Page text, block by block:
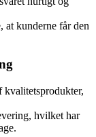
at kunderne får den
hvilket har